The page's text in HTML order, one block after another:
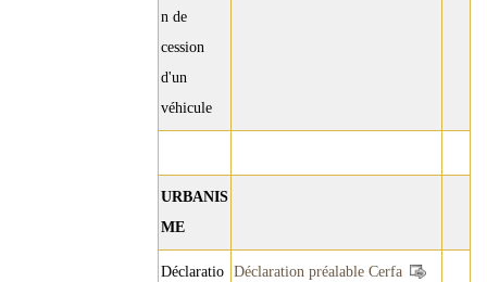
n de
cession
d'un
véhicule
URBANIS
ME
Déclaratio Déclaration préalable Cerfa